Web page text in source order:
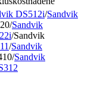
DS512i/Sandvik
Sandvik
/Sandvik
/Sandvik
Sandvik